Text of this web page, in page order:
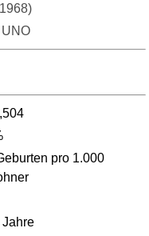
pro 1.000
Jahre